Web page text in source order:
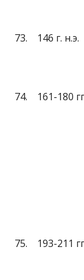
73.
146 г. н.э.
74.
161-180
75.
193-211